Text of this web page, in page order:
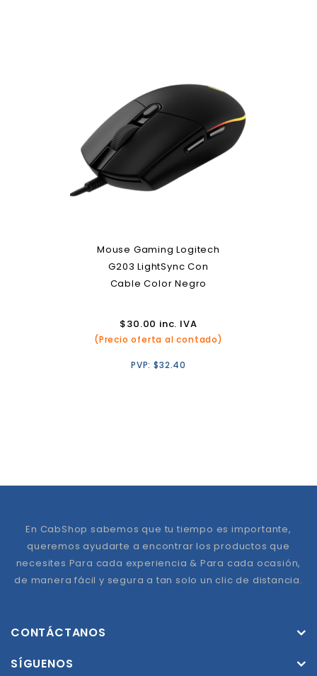
Mouse Gaming Logitech
G203 LightSync Con
Cable Color Negro
$30.00 inc. IVA
(Precio oferta al contado)
PVP:$32.40
En CabShop sabemos que tu tiempo es importante,
queremos ayudarte a encontrar los productos que
necesites Para cada experiencia & Para cada ocasión,
de manera fácil y segura a tan solo un clic de distancia.
CONTÁCTANOS
SÍGUENOS